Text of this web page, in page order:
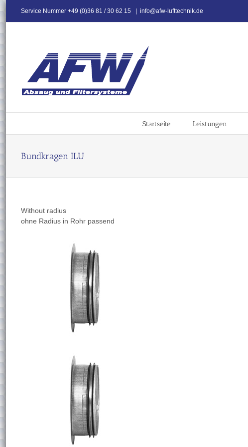
Skip
Service Nummer +49 (0)36 81 / 30 62 15 info@afw-lufttechnik.de
Startseite Leistungen
Bundkragen ILU
Without radius
ohne Radius in Rohr passend